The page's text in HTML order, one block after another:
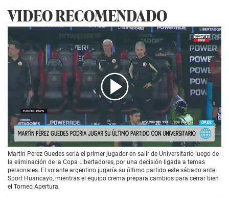
VIDEO RECOMENDADO
00:00/01:07
Martín Pérez Guedes sería el primer jugador en salir de Universitario luego de
la eliminación de la Copa Libertadores, por una decisión ligada a temas
personales. El volante argentino jugaría su último partido este sábado ante
Sport Huancayo, mientras el equipo crema prepara cambios para cerrar bien
el Torneo Apertura.